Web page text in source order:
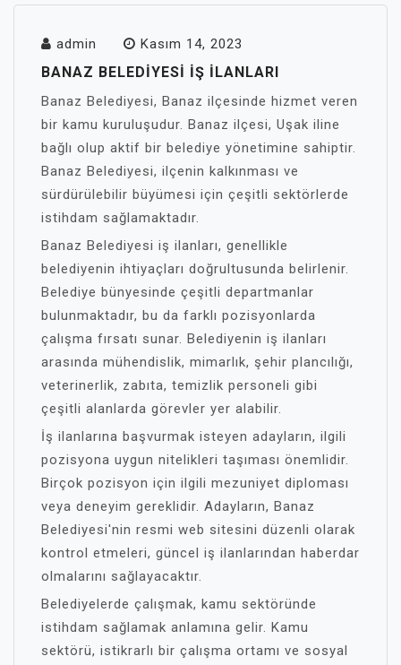
admin Kasım 14, 2023
BANAZ BELEDIYESI İŞ İLANLARI
Banaz Belediyesi, Banaz ilçesinde hizmet veren
bir kamu kuruluşudur. Banaz ilçesi, Uşak iline
bağlı olup aktif bir belediye yönetimine sahiptir.
Banaz Belediyesi, ilçenin kalkınması ve
sürdürülebilir büyümesi için çeşitli sektörlerde
istihdam sağlamaktadır.
Banaz Belediyesi iş ilanları, genellikle
belediyenin ihtiyaçları doğrultusunda belirlenir.
Belediye bünyesinde çeşitli departmanlar
bulunmaktadır, bu da farklı pozisyonlarda
çalışma fırsatı sunar. Belediyenin iş ilanları
arasında mühendislik, mimarlık, şehir plancılığı,
veterinerlik, zabıta, temizlik personeli gibi
çeşitli alanlarda görevler yer alabilir.
İş ilanlarına başvurmak isteyen adayların, ilgili
pozisyona uygun nitelikleri taşıması önemlidir.
Birçok pozisyon için ilgili mezuniyet diploması
veya deneyim gereklidir. Adayların, Banaz
Belediyesi'nin resmi web sitesini düzenli olarak
kontrol etmeleri, güncel iş ilanlarından haberdar
olmalarını sağlayacaktır.
Belediyelerde çalışmak, kamu sektöründe
istihdam sağlamak anlamına gelir. Kamu
sektörü, istikrarlı bir çalışma ortamı ve sosyal